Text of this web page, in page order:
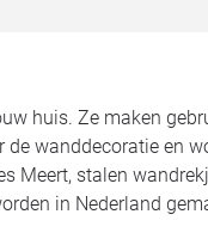
huis. Ze maken
wanddecoratie en
Meert, stalen
in Nederland